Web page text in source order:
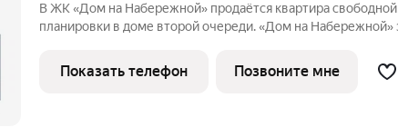
В ЖК «Дом на Набережной» продаётся квартира свободной
планировки в доме второй очереди. «Дом на Набережной» это
отмеченный архитектурной премией «Искусство строить».
Собственная благоустроенная
Показать телефон Позвоните мне